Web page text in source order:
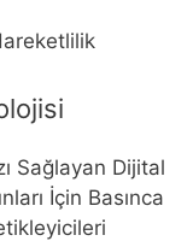
Sağlayan Dijital
İçin Basınca